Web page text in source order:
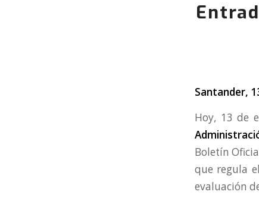
Santander,
Hoy, 13 de
Boletín
que regula
evaluación